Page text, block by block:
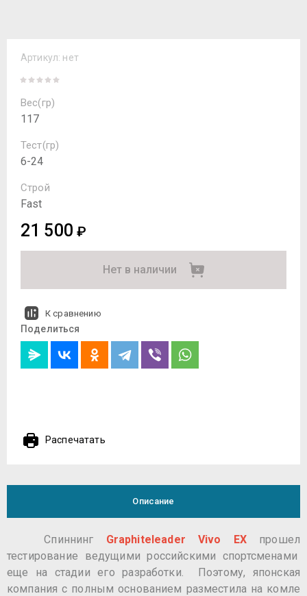
Артикул: нет
Вес(гр)
117
Тест(гр)
6-24
Строй
Fast
21 500 ₽
Нет в наличии
К сравнению
Поделиться
Распечатать
Описание
Cпиннинг Graphiteleader Vivo EXпрошел
тестирование ведущими российскими спортсменами
еще на стадии его разработки. Поэтому, японская
компания с полным основанием разместила на комле